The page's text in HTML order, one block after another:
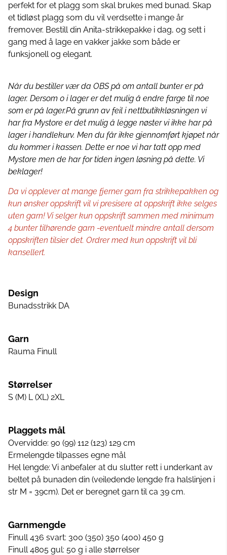
perfekt for et plagg som skal brukes med bunad. Skap
et tidløst plagg som du vil verdsette i mange år
fremover. Bestill din Anita-strikkepakke i dag, og sett i
gang med å lage en vakker jakke som både er
funksjonell og elegant.
Når du bestiller vær da OBS på om antall bunter er på
lager. Dersom 0 i lager er det mulig å endre farge til noe
som er på lager.På grunn av feil i nettbutikkløsningen vi
har fra Mystore er det mulig å legge nøster vi ikke har på
lager i handlekurv. Men du får ikke gjennomført kjøpet når
du kommer i kassen. Dette er noe vi har tatt opp med
Mystore men de har for tiden ingen løsning på dette. Vi
beklager!
Da vi opplever at mange fjerner garn fra strikkepakken og
kun ønsker oppskrift vil vi presisere at oppskrift ikke selges
uten garn! Vi selger kun oppskrift sammen med minimum
4 bunter tilhørende garn -eventuelt mindre antall dersom
oppskriften tilsier det. Ordrer med kun oppskrift vil bli
kansellert.
Design
Bunadsstrikk DA
Garn
Rauma Finull
Størrelser
S (M) L (XL) 2XL
Plaggets mål
Overvidde: 90 (99) 112 (123) 129 cm
Ermelengde tilpasses egne mål
Hel lengde: Vi anbefaler at du slutter rett i underkant av
beltet på bunaden din (veiledende lengde fra halslinjen i
str M = 39cm). Det er beregnet garn til ca 39 cm.
Garnmengde
Finull 436 svart: 300 (350) 350 (400) 450 g
Finull 4805 gul: 50 g i alle størrelser